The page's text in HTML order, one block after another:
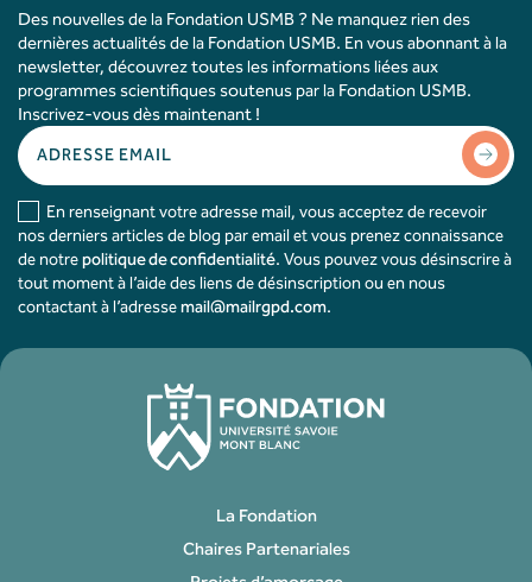
Des nouvelles de la Fondation USMB ? Ne manquez rien des
dernières actualités de la Fondation USMB. En vous abonnant à la
newsletter, découvrez toutes les informations liées aux
programmes scientifiques soutenus par la Fondation USMB.
Inscrivez-vous dès maintenant !
En renseignant votre adresse mail, vous acceptez de recevoir
nos derniers articles de blog par email et vous prenez connaissance
de notrepolitique de confidentialité. Vous pouvez vous désinscrire à
tout moment à l’aide des liens de désinscription ou en nous
contactant à l’adressemail@mailrgpd.com.
La Fondation
Chaires Partenariales